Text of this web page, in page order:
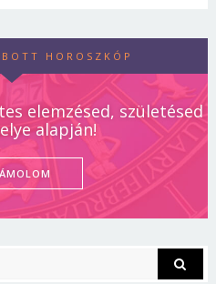
HOROSZKÓP
elemzésed, születésed
alapján!